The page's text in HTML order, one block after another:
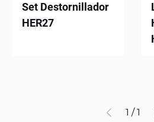
Set Destornillador
HER27
1 / 1